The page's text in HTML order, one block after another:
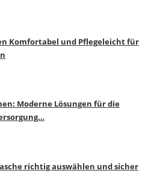
Komfortabel und Pflegeleicht für
Moderne Lösungen für die
richtig auswählen und sicher